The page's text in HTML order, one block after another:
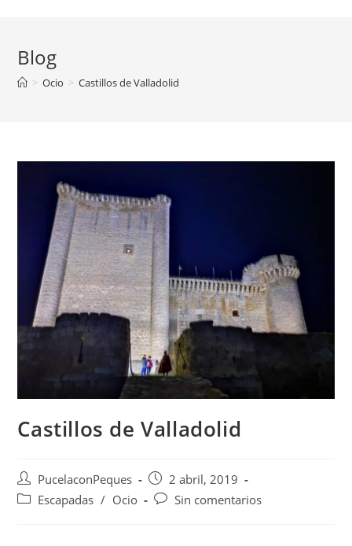
Blog
> Ocio > Castillos de Valladolid
Castillos de Valladolid
PucelaconPeques
2 abril, 2019
Escapadas / Ocio Sin comentarios